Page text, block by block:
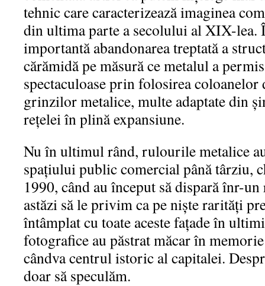
tehnic care caracterizează imaginea
din ultima parte a secolului al XIX-lea.
importantă abandonarea treptată a
cărămidă pe măsură ce metalul a
spectaculoase prin folosirea
grinzilor metalice, multe adaptate din
reţelei în plină expansiune.
Nu în ultimul rând, rulourile metalice
spaţiului public comercial până târziu,
1990, când au început să dispară înr-
astăzi să le privim ca pe nişte rarităţi
întâmplat cu toate aceste faţade în
fotografice au păstrat măcar în
cândva centrul istoric al capitalei.
doar să speculăm.